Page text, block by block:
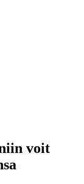
voit